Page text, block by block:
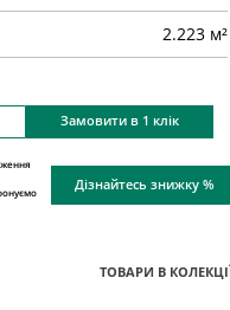
2.223 м²
Замовити в 1 клік
Дізнайтесь знижку %
ТОВАРИ В